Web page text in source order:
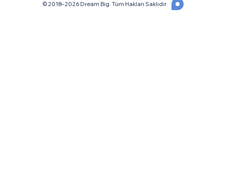
© 2018–2026Dream Big. Tüm Hakları Saklıdır.